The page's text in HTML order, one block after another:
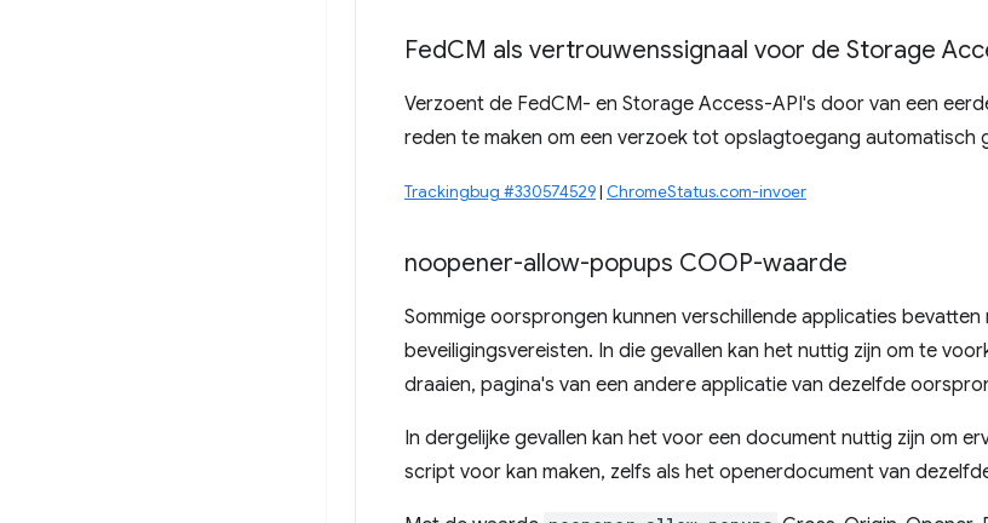
FedCM als vertrouwenssignaal voor de Storage
Verzoent de FedCM- en Storage Access-API's door van een
reden te maken om een ​​verzoek tot opslagtoegang automatisch
Trackingbug #330574529| ChromeStatus.com-invoer
noopener-allow-popups COOP-waarde
Sommige oorsprongen kunnen verschillende applicaties bevatten
beveiligingsvereisten. In die gevallen kan het nuttig zijn om te
draaien, pagina's van een andere applicatie van dezelfde
In dergelijke gevallen kan het voor een document nuttig zijn om
script voor kan maken, zelfs als het openerdocument van